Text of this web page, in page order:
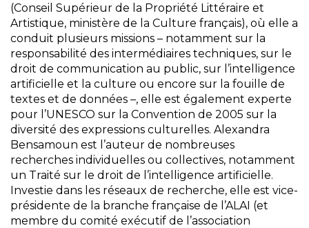
(Conseil Supérieur de la Propriété Littéraire et
Artistique, ministère de la Culture français), où elle a
conduit plusieurs missions – notamment sur la
responsabilité des intermédiaires techniques, sur le
droit de communication au public, sur l’intelligence
artificielle et la culture ou encore sur la fouille de
textes et de données –, elle est également experte
pour l’UNESCO sur la Convention de 2005 sur la
diversité des expressions culturelles. Alexandra
Bensamoun est l’auteur de nombreuses
recherches individuelles ou collectives, notamment
un Traité sur le droit de l’intelligence artificielle.
Investie dans les réseaux de recherche, elle est vice-
présidente de la branche française de l’ALAI (et
membre du comité exécutif de l’association